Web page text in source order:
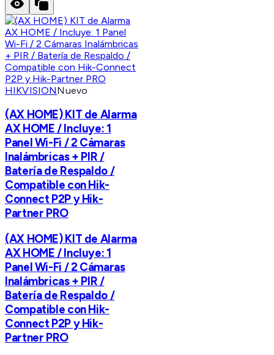
HIKVISIONNuevo
(AX HOME) KIT de Alarma
AX HOME / Incluye: 1
Panel Wi-Fi / 2 Cámaras
Inalámbricas + PIR /
Batería de Respaldo /
Compatible con Hik-
Connect P2P y Hik-
Partner PRO
(AX HOME) KIT de Alarma
AX HOME / Incluye: 1
Panel Wi-Fi / 2 Cámaras
Inalámbricas + PIR /
Batería de Respaldo /
Compatible con Hik-
Connect P2P y Hik-
Partner PRO